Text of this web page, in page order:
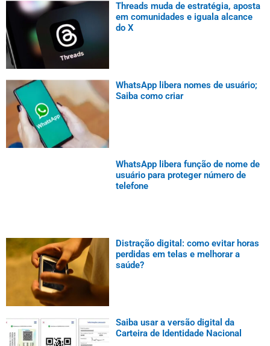
Threads muda de estratégia, aposta
em comunidades e iguala alcance
do X
WhatsApp libera nomes de usuário;
Saiba como criar
WhatsApp libera função de nome de
usuário para proteger número de
telefone
Distração digital: como evitar horas
perdidas em telas e melhorar a
saúde?
Saiba usar a versão digital da
Carteira de Identidade Nacional